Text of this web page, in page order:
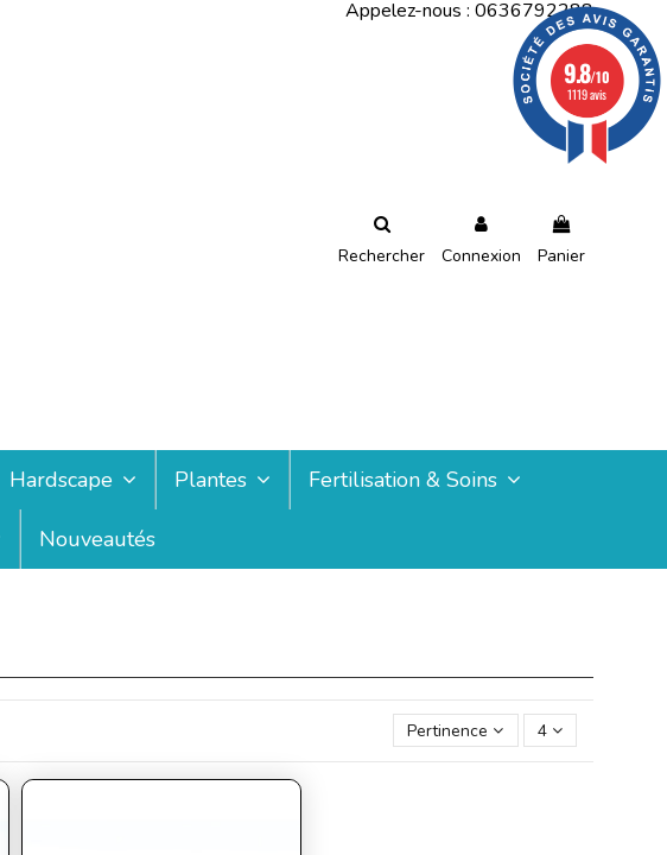
Appelez-nous : 0636792288
Rechercher Connexion Panier
Hardscape Plantes Fertilisation & Soins
Nouveautés
Pertinence 4
9.8/10
1119 avis